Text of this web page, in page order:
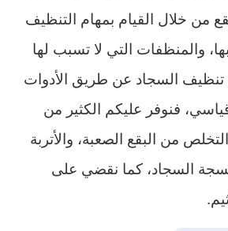
من خلال القيام بمهام التنظيف
والمنظفات التي لا تسبب لها
تنظيف السجاد عن طريق الأدوات
فنوفر عليكم الكثير من
من البقع الصعبة، والأتربة
السجاد، كما نقضي على